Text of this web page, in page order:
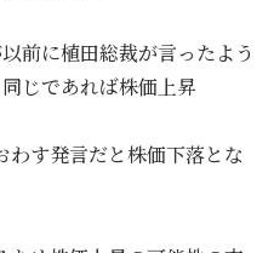
前に植田総裁が言ったよう
じであれば株価上昇
わす発言だと株価下落とな